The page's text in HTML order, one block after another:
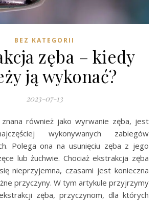
BEZ KATEGORII
zęba – kiedy
ją wykonać?
2023-07-13
wykonywanych zabiegów
Polega ona na usunięciu zęba z jego
lub żuchwie. Chociaż ekstrakcja zęba
nieprzyjemna, czasami jest konieczna
przyczyny. W tym artykule przyjrzymy
zęba, przyczynom, dla których